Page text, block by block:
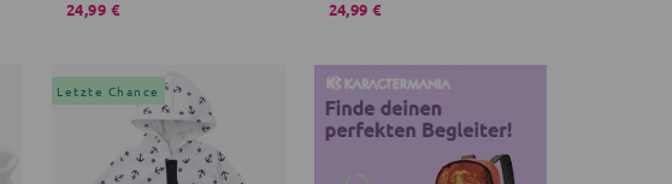
24,99 € 24,99 €
Letzte Chance